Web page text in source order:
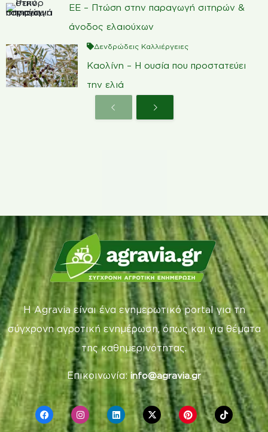
ΕΕ – Πτώση στην παραγωγή σιτηρών &
άνοδος ελαιούχων
Δενδρώδεις Καλλιέργειες
Καολίνη – Η ουσία που προστατεύει
την ελιά
Η Agravia είναι ένα ενημερωτικό portal για τη
σύγχρονη αγροτική ενημέρωση, όπως και για θέματα
της καθημερινότητας.
Επικοινωνία: info@agravia.gr